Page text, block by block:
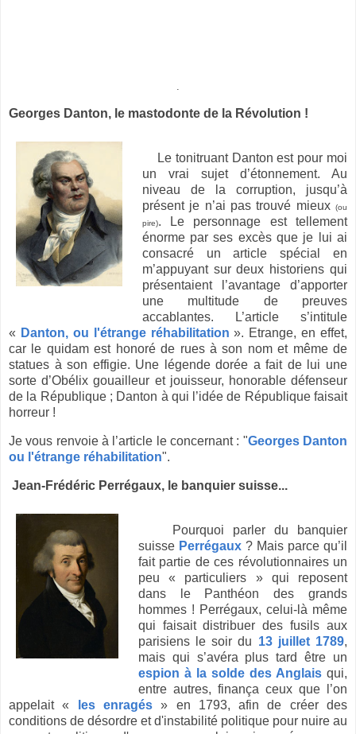
Georges Danton, le mastodonte de la Révolution !
Le tonitruant Danton est pour moi
un vrai sujet d’étonnement. Au
niveau de la corruption, jusqu’à
présent je n’ai pas trouvé mieux (ou
pire). Le personnage est tellement
énorme par ses excès que je lui ai
consacré un article spécial en
m’appuyant sur deux historiens qui
présentaient l’avantage d’apporter
une multitude de preuves
accablantes. L’article s’intitule
« Danton, ou l'étrange réhabilitation ». Etrange, en effet,
car le quidam est honoré de rues à son nom et même de
statues à son effigie. Une légende dorée a fait de lui une
sorte d’Obélix gouailleur et jouisseur, honorable défenseur
de la République ; Danton à qui l’idée de République faisait
horreur !
Je vous renvoie à l’article le concernant : "Georges Danton
ou l'étrange réhabilitation".
Jean-Frédéric Perrégaux, le banquier suisse...
Pourquoi parler du banquier
suisse Perrégaux? Mais parce qu’il
fait partie de ces révolutionnaires un
peu « particuliers » qui reposent
dans le Panthéon des grands
hommes ! Perrégaux, celui-là même
qui faisait distribuer des fusils aux
parisiens le soir du 13 juillet 1789,
mais qui s’avéra plus tard être un
espion à la solde des Anglaisqui,
entre autres, finança ceux que l’on
appelait «
les enragés» en 1793, afin de créer des
conditions de désordre et d'instabilité politique pour nuire au